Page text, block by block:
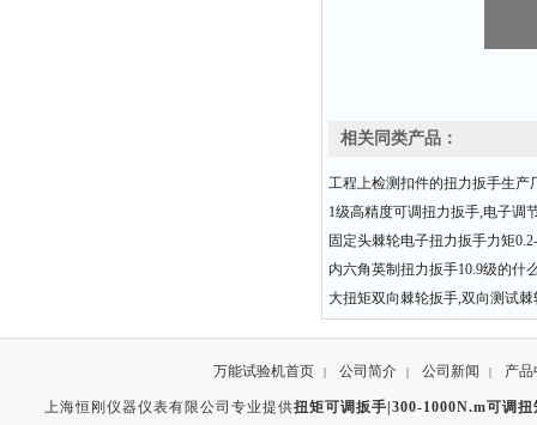
相关同类产品：
工程上检测扣件的扭力扳手生产
1级高精度可调扭力扳手,电子调
固定头棘轮电子扭力扳手力矩
内六角英制扭力扳手10.9级的什
大扭矩双向棘轮扳手,双向测试
万能试验机首页 | 公司简介 | 公司新闻 | 产品
上海恒刚仪器仪表有限公司专业提供扭矩可调扳手|300-1000N.m可调扭